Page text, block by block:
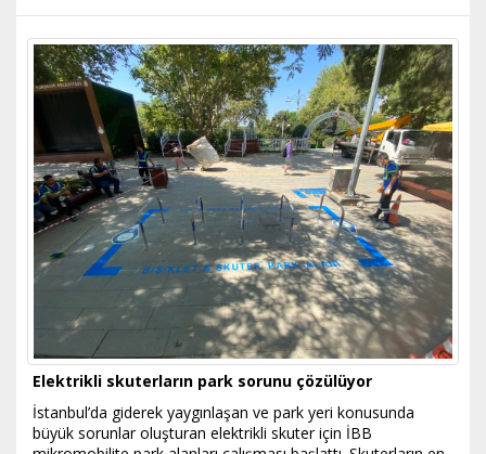
Elektrikli skuterların park sorunu çözülüyor
İstanbul’da giderek yaygınlaşan ve park yeri konusunda
büyük sorunlar oluşturan elektrikli skuter için İBB